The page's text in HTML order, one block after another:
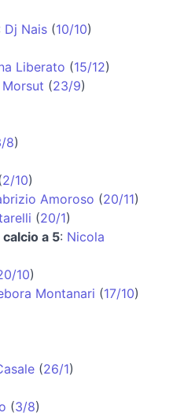
Dj Nais (10/10)
Liberato (15/12)
(23/9)
8)
2/10)
Amoroso (20/11)
(20/1)
a 5: Nicola
10)
Montanari (17/10)
(26/1)
(3/8)